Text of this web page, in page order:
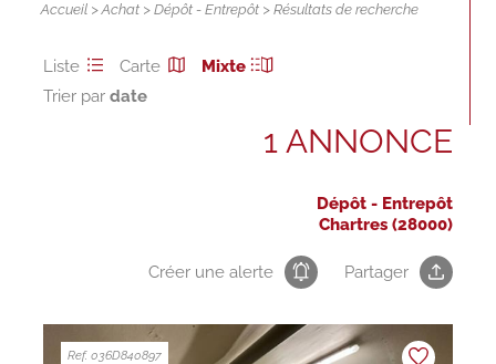
Accueil >Achat >Dépôt - Entrepôt > Résultats de recherche
Liste Carte
Mixte
Trier par
1 ANNONCE
Dépôt - Entrepôt
Chartres (28000)
Créer une alerte Partager
Ref. 036D840897